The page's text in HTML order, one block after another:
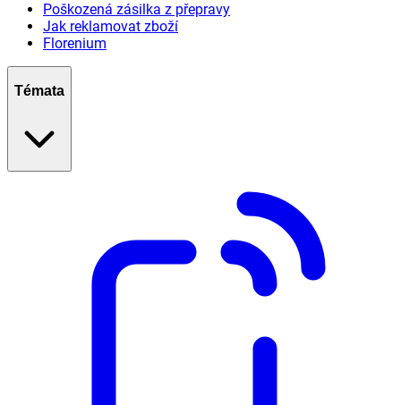
Poškozená zásilka z přepravy
Jak reklamovat zboží
Florenium
Témata